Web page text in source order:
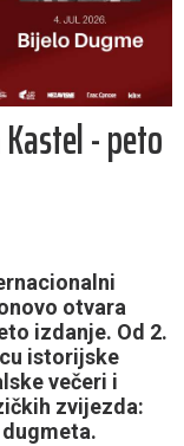
- peto
otvara
izdanje. Od 2.
istorijske
večeri i
zvijezda:
dugmeta.